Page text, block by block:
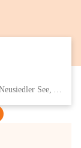
Eisenstädter Straße 18, 7091 Breitenbrunn am Neusiedler See, AUT